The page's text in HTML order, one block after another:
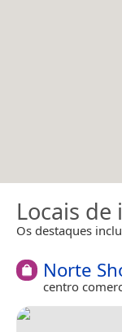
Locais de
Os destaques
Norte
centro